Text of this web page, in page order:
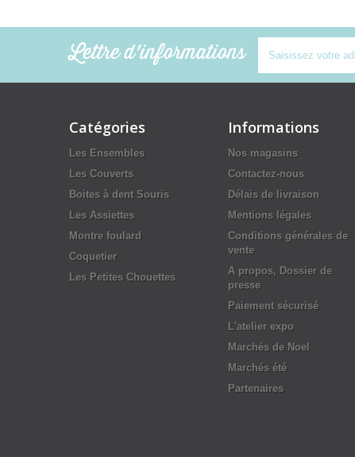
Lettre d'informations
Catégories
Les Ensembles
Les Couverts
Boites à dent Souris
Les Assiettes
Montre foulard
Coquetier
Les Petites Chouettes
Informations
Nos magasins
Contactez-nous
Délais de livraison
Mentions légales
Conditions générales de
vente
A propos, Dossier de
presse
Paiement sécurisé
L'atelier expo
Marchés de Noel
Marchés été
Partenaires